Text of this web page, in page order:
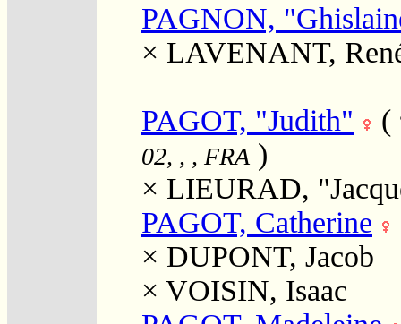
PAGNON,
× LAVENANT,
PAGOT, "Judith" (
02, , , FRA )
× LIEURAD,
PAGOT, Catherine
× DUPONT, Jacob
× VOISIN, Isaac